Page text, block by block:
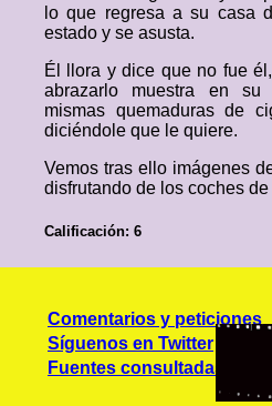
lo que regresa a su casa
estado y se asusta.
Él llora y dice que no fue
abrazarlo muestra en su
mismas quemaduras de
diciéndole que le quiere.
Vemos tras ello imágenes
disfrutando de los coches
Calificación: 6
Comentarios y peticiones
Síguenos en Twitter
Fuentes consultadas